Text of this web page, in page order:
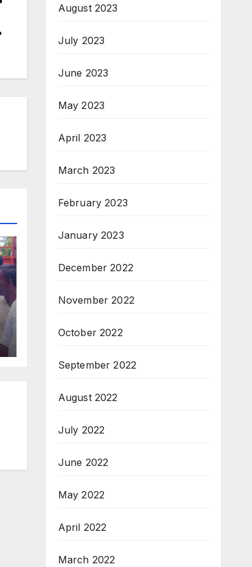
August 2023
July 2023
June 2023
May 2023
April 2023
March 2023
February 2023
January 2023
December 2022
November 2022
October 2022
September 2022
August 2022
July 2022
June 2022
May 2022
April 2022
March 2022